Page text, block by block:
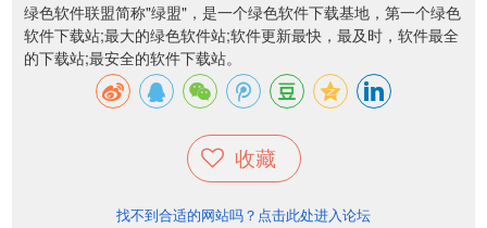
绿色软件联盟简称"绿盟"，是一个绿色软件下载基地 ，第一个绿色
软件下载站;最大的绿色软件站;软件更新最快，最及时，软件最全
的下载站;最安全的软件下载站。
收藏
找不到合适的网站吗？点击此处进入论坛